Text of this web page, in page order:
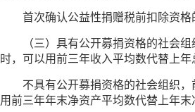
首次确认公益性捐赠税前扣除资
（三）具有公开募捐资格的社会
时，可以用前三年收入平均数代替上年
不具有公开募捐资格的社会组织
用前三年年末净资产平均数代替上年末